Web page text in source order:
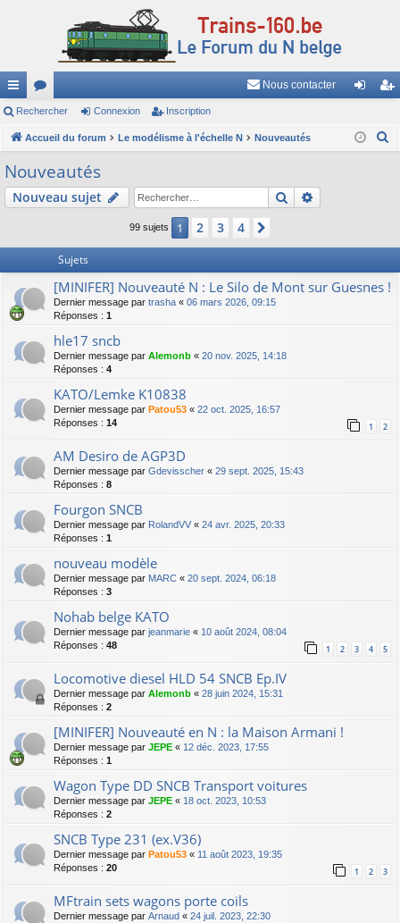
ac
co
ur
ci
or
u
s
Nous contacter
ne cri
Rechercher Connexion Inscription
Accueil du forum Le modélisme à l'échelle N Nouveautés
h
Nouveautés
Nouveau sujet Rechercher
99 sujets 1 2 3 4
Sujets
[MINIFER] Nouveauté N : Le Silo de Mont sur Guesnes !
Dernier message par trasha « 06 mars 2026, 09:15
Réponses : 1
hle17 sncb
Dernier message par Alemonb « 20 nov. 2025, 14:18
Réponses : 4
KATO/Lemke K10838
Dernier message par Patou53 « 22 oct. 2025, 16:57
Réponses : 14 1 2
AM Desiro de AGP3D
Dernier message par Gdevisscher « 29 sept. 2025, 15:43
Réponses : 8
Fourgon SNCB
Dernier message par RolandVV « 24 avr. 2025, 20:33
Réponses : 1
nouveau modèle
Dernier message par MARC « 20 sept. 2024, 06:18
Réponses : 3
Nohab belge KATO
Dernier message par jeanmarie « 10 août 2024, 08:04
Réponses : 48 1 2 3 4 5
Locomotive diesel HLD 54 SNCB Ep.IV
Dernier message par Alemonb « 28 juin 2024, 15:31
Réponses : 2
[MINIFER] Nouveauté en N : la Maison Armani !
Dernier message par JEPE « 12 déc. 2023, 17:55
Réponses : 1
Wagon Type DD SNCB Transport voitures
Dernier message par JEPE « 18 oct. 2023, 10:53
Réponses : 2
SNCB Type 231 (ex.V36)
Dernier message par Patou53 « 11 août 2023, 19:35
Réponses : 20 1 2 3
MFtrain sets wagons porte coils
Dernier message par Arnaud « 24 juil. 2023, 22:30